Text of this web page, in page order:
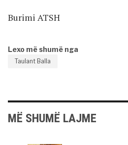
Burimi ATSH
Lexo më shumë nga
Taulant Balla
MË SHUMË LAJME